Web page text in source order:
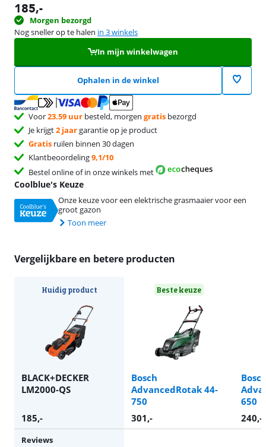
185,-
Morgen bezorgd
Nog sneller op te halen in 3 winkels
In mijn winkelwagen
Ophalen in de winkel
Voor23.59 uur besteld, morgen gratis bezorgd
Je krijgt2 jaargarantie op je product
Gratis ruilen binnen 30 dagen
Klantbeoordeling9,1/10
Bestel online of in onze winkels met
Coolblue's Keuze
Onze keuze voor een elektrische grasmaaier voor een
groot gazon
Toon meer
Vergelijkbare en betere producten
Huidig product
BLACK+DECKER
LM2000-QS
Beste keuze
Bosch
AdvancedRotak 44-
750
650
185,- 301,- 240,-
Reviews